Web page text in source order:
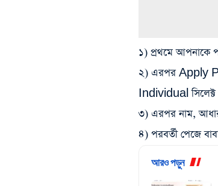
১) প্রথমে আপনাকে
২) এরপর Apply
Individual সিলেক্ট
৩) এরপর নাম, আধার
৪) পরবর্তী পেজে
আরও পড়ুন